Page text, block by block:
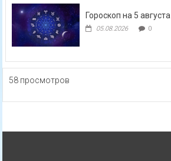
Гороскоп на 5 августа
05.08.2026 0
58 просмотров